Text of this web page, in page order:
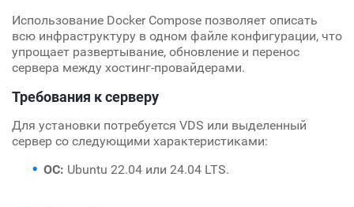
Использование Docker Compose позволяет описать
всю инфраструктуру в одном файле конфигурации, что
упрощает развертывание, обновление и перенос
сервера между хостинг-провайдерами.
Требования к серверу
Для установки потребуется VDS или выделенный
сервер со следующими характеристиками:
ОС: Ubuntu 22.04 или 24.04 LTS.